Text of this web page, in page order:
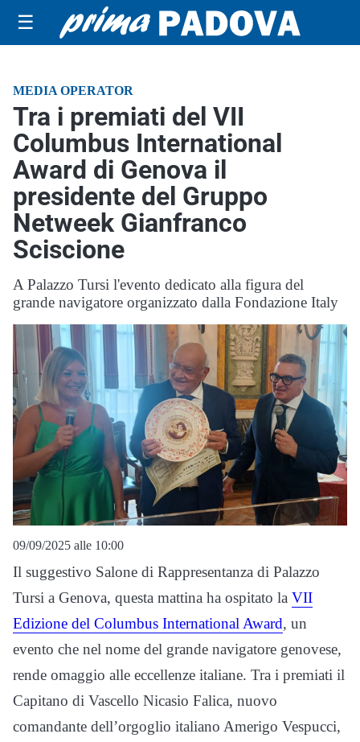
☰
MEDIA OPERATOR
Tra i premiati del VII
Columbus International
Award di Genova il
presidente del Gruppo
Netweek Gianfranco
Sciscione
A Palazzo Tursi l'evento dedicato alla figura del
grande navigatore organizzato dalla Fondazione Italy
09/09/2025 alle 10:00
Il suggestivo Salone di Rappresentanza di Palazzo
Tursi a Genova, questa mattina ha ospitato la VII
Edizione del Columbus International Award, un
evento che nel nome del grande navigatore genovese,
rende omaggio alle eccellenze italiane. Tra i premiati il
Capitano di Vascello Nicasio Falica, nuovo
comandante dell’orgoglio italiano Amerigo Vespucci,